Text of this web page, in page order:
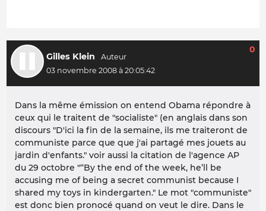
Gilles Klein
03 novembre 2008 à 20:05:42
0
Dans la même émission on entend Obama répondre à
ceux qui le traitent de "socialiste" (en anglais dans son
discours "D'ici la fin de la semaine, ils me traiteront de
communiste parce que que j'ai partagé mes jouets au
jardin d'enfants." voir aussi la citation de l'agence AP
du 29 octobre "‘‘By the end of the week, he’ll be
accusing me of being a secret communist because I
shared my toys in kindergarten." Le mot "communiste"
est donc bien pronocé quand on veut le dire. Dans le